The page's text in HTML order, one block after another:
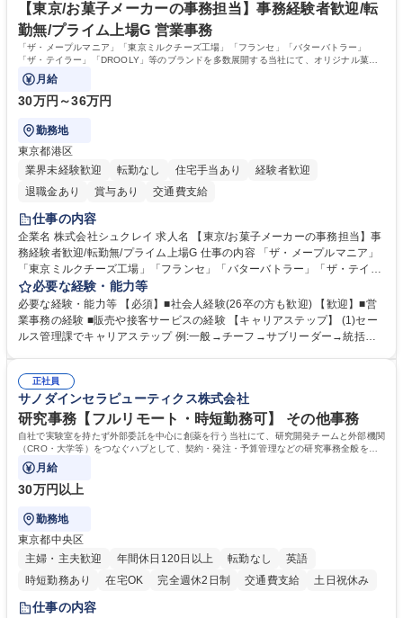
「未来の日常」の創造に向けて持続可能な社会の実現に貢献してまいりま
す。 学歴・資格 学歴：大学院 大学 語学力： 資格：
【東京/お菓子メーカーの事務担当】事務経験者歓迎/転
勤無/プライム上場G 営業事務
「ザ・メープルマニア」「東京ミルクチーズ工場」「フランセ」「バターバトラー」
「ザ・テイラー」「DROOLY」等のブランドを多数展開する当社にて、オリジナル菓子
ブランド商品の事務業務をお任せいたします。
月給
30万円～36万円
勤務地
東京都港区
業界未経験歓迎
転勤なし 住宅手当あり
経験者歓迎
退職金あり
賞与あり 交通費支給
仕事の内容
企業名 株式会社シュクレイ 求人名 【東京/お菓子メーカーの事務担当】事
務経験者歓迎/転勤無/プライム上場G 仕事の内容 「ザ・メープルマニア」
「東京ミルクチーズ工場」「フランセ」「バターバトラー」「ザ・テイラ
ー」「DROOLY」等のブランドを多数展開する当社にて、オリジナル菓子
ブランド商品の事務業務をお任せいたします。 【具体的な業務内容】 ■店
舗からの発注受付/PC入力業務 ■受電対応(社内/社外) ■商品のマスター登
録 ■日々の売上抽出・報告 ■提携企業への書類送付業務 ■契約書管理業務
必要な経験・能力等
必要な経験・能力等 【必須】■社会人経験(26卒の方も歓迎) 【歓迎】■営
業事務の経験 ■販売や接客サービスの経験 【キャリアステップ】 (1)セー
ルス管理課でキャリアステップ 例:一般→チーフ→サブリーダー→統括リ
や個別面談を通してご自身のキャリアと向き合っていただき、会社として
もバックアップしていきます。 学歴・資格 学歴：大学院 大学 高専 短大
専修学校 高校 語学力： 資格：
正社員
サノダインセラピューティクス株式会社
研究事務【フルリモート・時短勤務可】 その他事務
自社で実験室を持たず外部委託を中心に創薬を行う当社にて、研究開発チームと外部機関
（CRO・大学等）をつなぐハブとして、契約・発注・予算管理などの研究事務全般をお
任せします。
月給
30万円以上
勤務地
東京都中央区
主婦・主夫歓迎
年間休日120日以上 転勤なし
英語
時短勤務あり
在宅OK 完全週休2日制 交通費支給 土日祝休み
仕事の内容